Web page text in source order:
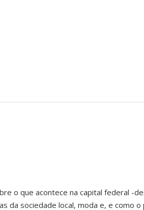
o que acontece na capital federal
sociedade local, moda e, e como